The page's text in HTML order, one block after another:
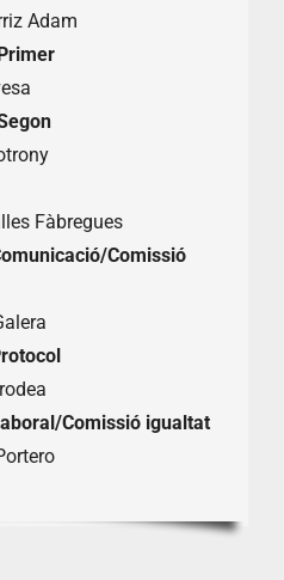
Adam
Fàbregues
Comissió
Comissió igualtat